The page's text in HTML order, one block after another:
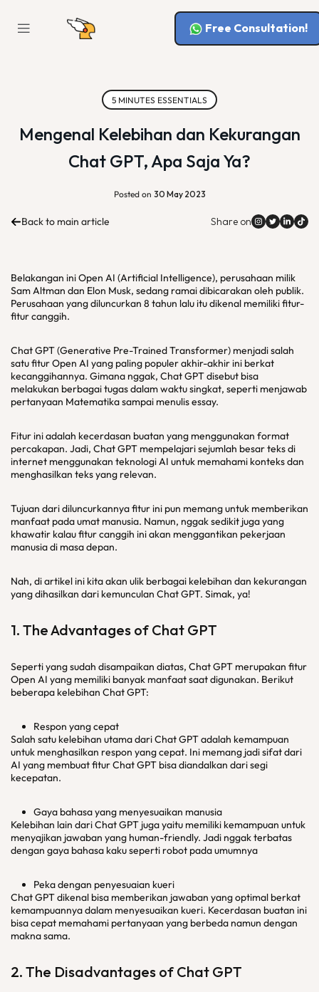
Free Consultation!
5 MINUTES ESSENTIALS
Mengenal Kelebihan dan Kekurangan
Chat GPT, Apa Saja Ya?
Posted on 30 May 2023
Back to main article Share on
Belakangan ini Open AI (Artificial Intelligence), perusahaan milik
Sam Altman dan Elon Musk, sedang ramai dibicarakan oleh publik.
Perusahaan yang diluncurkan 8 tahun lalu itu dikenal memiliki fitur-
fitur canggih.
Chat GPT (Generative Pre-Trained Transformer) menjadi salah
satu fitur Open AI yang paling populer akhir-akhir ini berkat
kecanggihannya. Gimana nggak, Chat GPT disebut bisa
melakukan berbagai tugas dalam waktu singkat, seperti menjawab
pertanyaan Matematika sampai menulis essay.
Fitur ini adalah kecerdasan buatan yang menggunakan format
percakapan. Jadi, Chat GPT mempelajari sejumlah besar teks di
internet menggunakan teknologi AI untuk memahami konteks dan
menghasilkan teks yang relevan.
Tujuan dari diluncurkannya fitur ini pun memang untuk memberikan
manfaat pada umat manusia. Namun, nggak sedikit juga yang
khawatir kalau fitur canggih ini akan menggantikan pekerjaan
manusia di masa depan.
Nah, di artikel ini kita akan ulik berbagai kelebihan dan kekurangan
yang dihasilkan dari kemunculan Chat GPT. Simak, ya!
1. The Advantages of Chat GPT
Seperti yang sudah disampaikan diatas, Chat GPT merupakan fitur
Open AI yang memiliki banyak manfaat saat digunakan. Berikut
beberapa kelebihan Chat GPT:
Respon yang cepat
Salah satu kelebihan utama dari Chat GPT adalah kemampuan
untuk menghasilkan respon yang cepat. Ini memang jadi sifat dari
AI yang membuat fitur Chat GPT bisa diandalkan dari segi
kecepatan.
Gaya bahasa yang menyesuaikan manusia
Kelebihan lain dari Chat GPT juga yaitu memiliki kemampuan untuk
menyajikan jawaban yang human-friendly. Jadi nggak terbatas
dengan gaya bahasa kaku seperti robot pada umumnya
Peka dengan penyesuaian kueri
Chat GPT dikenal bisa memberikan jawaban yang optimal berkat
kemampuannya dalam menyesuaikan kueri. Kecerdasan buatan ini
bisa cepat memahami pertanyaan yang berbeda namun dengan
makna sama.
2. The Disadvantages of Chat GPT